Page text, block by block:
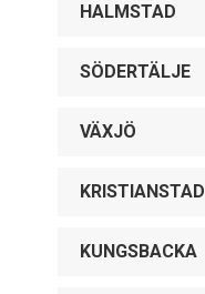
HALMSTAD
SÖDERTÄLJE
VÄXJÖ
KRISTIANSTAD
KUNGSBACKA